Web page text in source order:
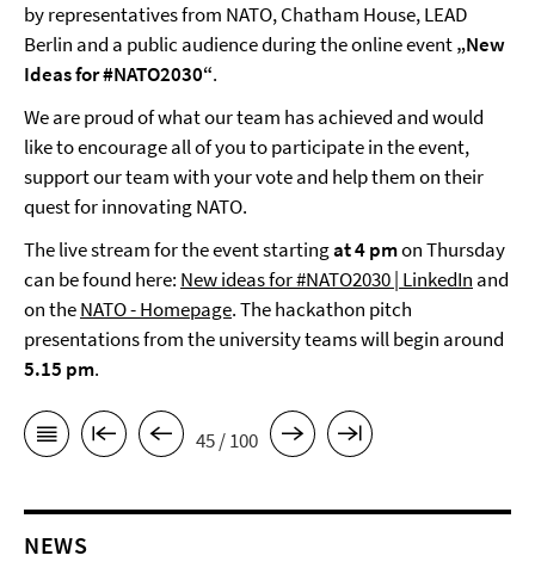
by representatives from NATO, Chatham House, LEAD
Berlin and a public audience during the online event„New
Ideas for #NATO2030“.
We are proud of what our team has achieved and would
like to encourage all of you to participate in the event,
support our team with your vote and help them on their
quest for innovating NATO.
The live stream for the event startingat 4 pmon Thursday
can be found here: New ideas for #NATO2030 | LinkedIn and
on theNATO - Homepage. The hackathon pitch
presentations from the university teams will begin around
5.15 pm.
45 / 100
NEWS